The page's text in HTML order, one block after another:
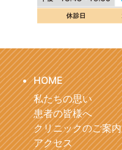
HOME
私たちの思い
患者の皆様へ
クリニックのご案内
アクセス